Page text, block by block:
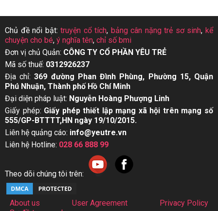
Chủ đề nổi bật:truyện cổ tích, bảng cân nặng trẻ sơ sinh,kể
chuyện cho bé, ý nghĩa tên, chỉ số bmi
Đơn vị chủ Quản: CÔNG TY CỔ PHẦN YÊU TRẺ
Mã số thuế: 0312926237
Địa chỉ:369 đường Phan Đình Phùng, Phường 15, Quận
Phú Nhuận, Thành phố Hồ Chí Minh
Đại diện pháp luật: Nguyễn Hoàng Phượng Linh
Giấy phép: Giấy phép thiết lập mạng xã hội trên mạng số
555/GP-BTTTT,HN ngày 19/10/2015.
Liên hệ quảng cáo: info@yeutre.vn
Liên hệ Hotline: 028 66 888 99
Theo dõi chúng tôi trên:
About us User Agreement
Privacy Policy